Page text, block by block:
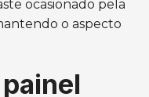
ocasionado pela
o aspecto